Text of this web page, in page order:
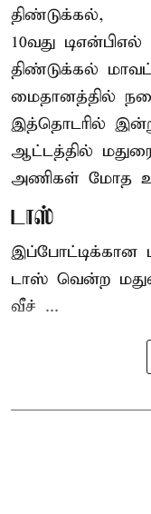
திண்டுக்கல்,
10வது டிஎன்பிஎல்
திண்டுக்கல்
மைதானத்தில்
இத்தொடரில்
ஆட்டத்தில்
அணிகள் மோத
டாஸ்
இப்போட்டிக்கான
டாஸ் வென்ற
வீச் ...